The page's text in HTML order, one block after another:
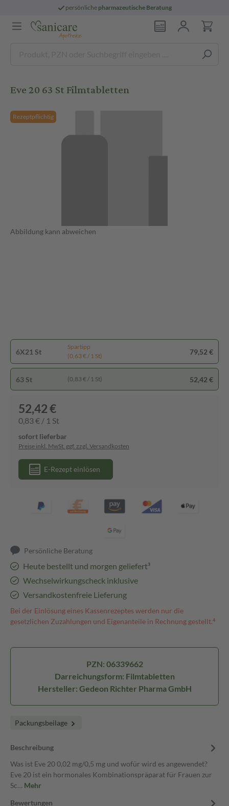
persönliche pharmazeutische Beratung
Eve 20 63 St Filmtabletten
Rezeptpflichtig
Abbildung kann abweichen
6X21 St
Spartipp
(0,63 € / 1 St)
79,52 €
63 St (0,83 € / 1 St) 52,42 €
52,42 €
0,83 € / 1 St
sofort lieferbar
Preise inkl. MwSt. ggf. zzgl. Versandkosten
E-Rezept einlösen
Persönliche Beratung
Heute bestellt und morgen geliefert³
Wechselwirkungscheck inklusive
Versandkostenfreie Lieferung
Bei der Einlösung eines Kassenrezeptes werden nur die
gesetzlichen Zuzahlungen und Eigenanteile in Rechnung gestellt.⁴
PZN: 06339662
Darreichungsform: Filmtabletten
Hersteller: Gedeon Richter Pharma GmbH
Packungsbeilage
Beschreibung
Was ist Eve 20 0,02 mg/0,5 mg und wofür wird es angewendet?
Eve 20 ist ein hormonales Kombinationspräparat für Frauen zur
Sc… Mehr
Bewertungen